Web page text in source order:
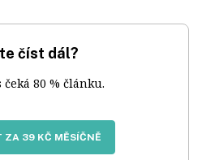
číst dál?
čeká 80 % článku.
ZA 39 KČ MĚSÍČNĚ